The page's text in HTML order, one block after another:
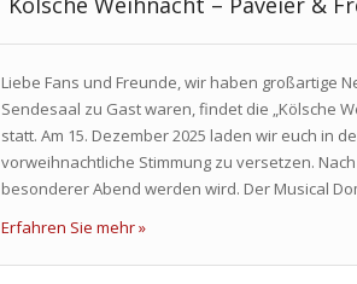
Liebe Fans und Freunde, wir haben großartige
Sendesaal zu Gast waren, findet die „Kölsche
statt. Am 15. Dezember 2025 laden wir euch in
vorweihnachtliche Stimmung zu versetzen.
besonderer Abend werden wird. Der Musical
Erfahren Sie mehr »